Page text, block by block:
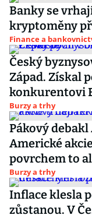
Banky se
kryptoměny
Finance a
Český
Západ. Získal
konkurentovi
Burzy a trhy
Pákový debakl
Americké
povrchem to
Burzy a trhy
Inflace klesla
zůstanou. V